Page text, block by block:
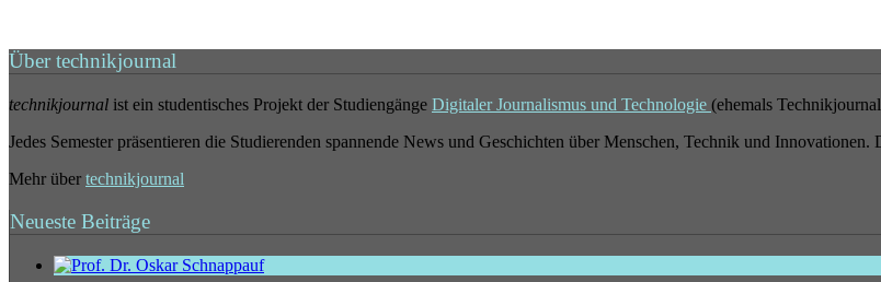
Über technikjournal
technikjournal ist ein studentisches Projekt der Studiengänge Digitaler Journalismus und Technologie (ehemals
Jedes Semester präsentieren die Studierenden spannende News und Geschichten über Menschen, Technik und
Mehr über technikjournal
Neueste Beiträge